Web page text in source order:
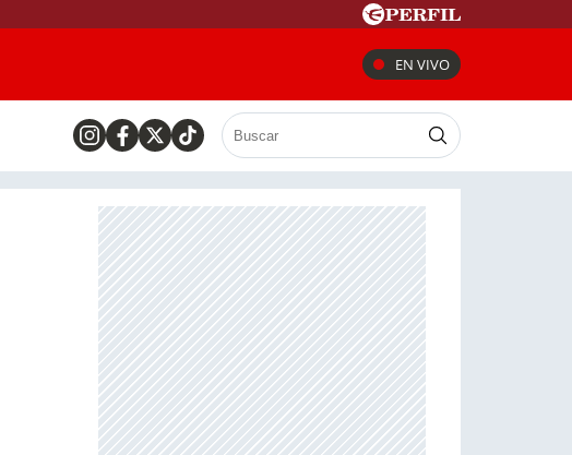
EN VIVO